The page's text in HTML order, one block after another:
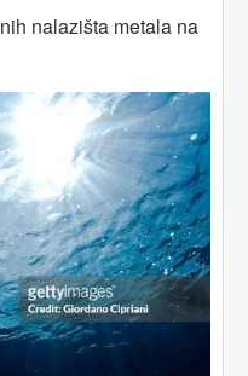
nalazišta metala na